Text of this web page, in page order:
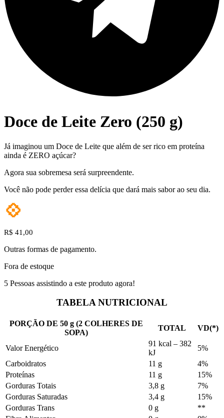
Doce de Leite Zero (250 g)
Já imaginou um Doce de Leite que além de ser rico em proteína
ainda é ZERO açúcar?
Agora sua sobremesa será surpreendente.
Você não pode perder essa delícia que dará mais sabor ao seu dia.
💠
R$ 41,00
Outras formas de pagamento.
Fora de estoque
5 Pessoas assistindo a este produto agora!
TABELA NUTRICIONAL
PORÇÃO DE 50 g (2 COLHERES DE
SOPA)
TOTAL VD(*)
Valor Energético
91 kcal – 382
kJ
5%
Carboidratos
11 g
4%
Proteínas
11 g
15%
Gorduras Totais
3,8 g
7%
Gorduras Saturadas
3,4 g
15%
Gorduras Trans
0 g
**